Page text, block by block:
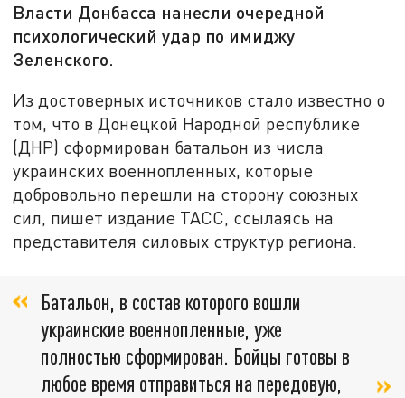
Власти Донбасса нанесли очередной
психологический удар по имиджу
Зеленского.
Из достоверных источников стало известно о
том, что в Донецкой Народной республике
(ДНР) сформирован батальон из числа
украинских военнопленных, которые
добровольно перешли на сторону союзных
сил, пишет издание ТАСС, ссылаясь на
представителя силовых структур региона.
Батальон, в состав которого вошли
украинские военнопленные, уже
полностью сформирован. Бойцы готовы в
любое время отправиться на передовую,